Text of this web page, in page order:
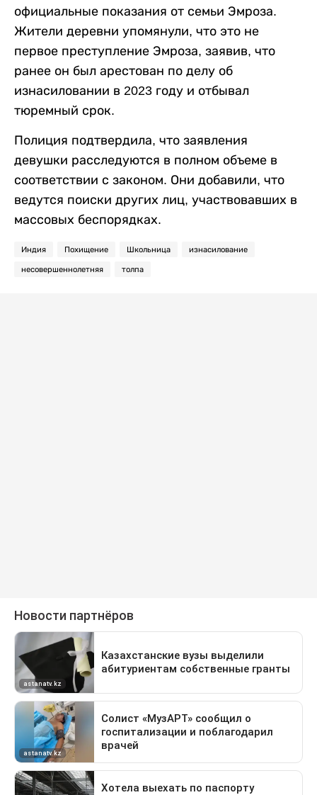
официальные показания от семьи Эмроза.
Жители деревни упомянули, что это не
первое преступление Эмроза, заявив, что
ранее он был арестован по делу об
изнасиловании в 2023 году и отбывал
тюремный срок.
Полиция подтвердила, что заявления
девушки расследуются в полном объеме в
соответствии с законом. Они добавили, что
ведутся поиски других лиц, участвовавших в
массовых беспорядках.
Индия Похищение Школьница изнасилование
несовершеннолетняя толпа